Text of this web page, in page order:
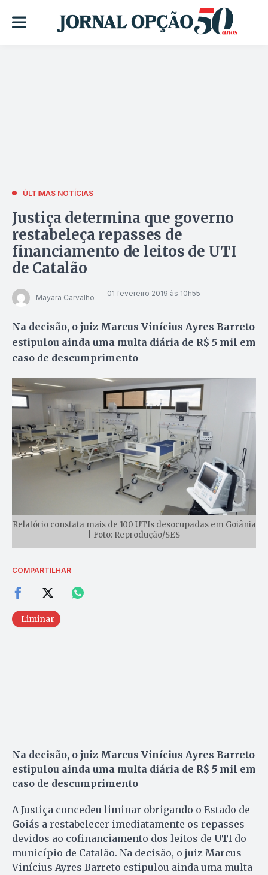
ÚLTIMAS NOTÍCIAS
Justiça determina que governo
restabeleça repasses de
financiamento de leitos de UTI
de Catalão
Mayara Carvalho 01 fevereiro 2019 às 10h55
Na decisão, o juiz Marcus Vinícius Ayres Barreto
estipulou ainda uma multa diária de R$ 5 mil em
caso de descumprimento
Relatório constata mais de 100 UTIs desocupadas em Goiânia
| Foto: Reprodução/SES
COMPARTILHAR
Liminar
Na decisão, o juiz Marcus Vinícius Ayres Barreto
estipulou ainda uma multa diária de R$ 5 mil em
caso de descumprimento
A Justiça concedeu liminar obrigando o Estado de
Goiás a restabelecer imediatamente os repasses
devidos ao cofinanciamento dos leitos de UTI do
município de Catalão. Na decisão, o juiz Marcus
Vinícius Ayres Barreto estipulou ainda uma multa